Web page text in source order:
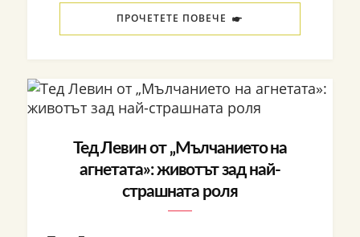
ПРОЧЕТЕТЕ ПОВЕЧЕ
Тед Левин от „Мълчанието на
агнетата»: животът зад най-
страшната роля